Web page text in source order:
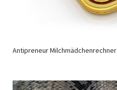
Antipreneur Milchmädchenrechner